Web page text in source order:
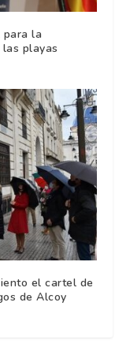
para la
playas
el cartel de
de Alcoy